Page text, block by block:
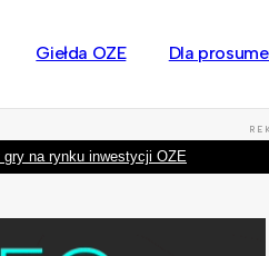
Giełda OZE Dla
na rynku inwestycji OZE